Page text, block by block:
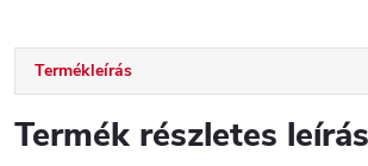
Termékleírás
Termék részletes